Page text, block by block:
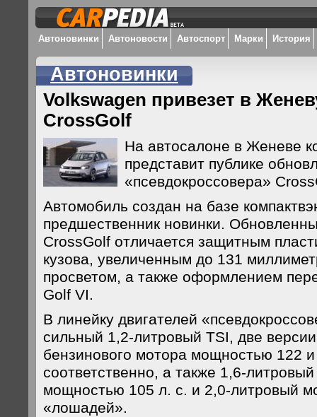
Автоновинки Автоновости Автоспорт Марки История
Автоновинки
Volkswagen привезет в
CrossGolf
На автосалоне в Женеве
представит публике
«псевдокроссовера»
Автомобиль создан на базе
предшественник новинки.
CrossGolf отличается защитным
кузова, увеличенным до 131
просветом, а также оформлением
Golf VI.
В линейку двигателей
сильный 1,2-литровый TSI, две
бензинового мотора мощностью 122
соответственно, а также 1,6-
мощностью 105 л. с. и 2,0-литровый
«лошадей».